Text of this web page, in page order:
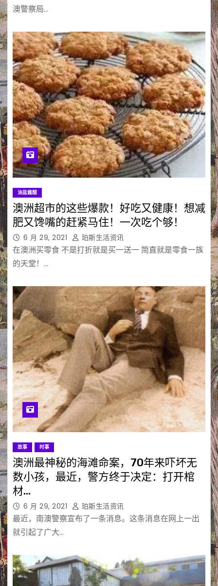
澳警察局…
油盐酱醋
澳洲超市的这些爆款！好吃又健康！想减
肥又馋嘴的赶紧马住！一次吃个够！
6 月 29, 2021 珀斯生活资讯
在澳洲买零食 不是打折就是买一送一 简直就是零食一族
的天堂！…
故事 时事
澳洲最神秘的海滩命案，70年来吓坏无
数小孩，最近，警方终于决定：打开棺
材…
6 月 29, 2021 珀斯生活资讯
最近，南澳警察宣布了一条消息。这条消息在网上一出
就引起了广大…